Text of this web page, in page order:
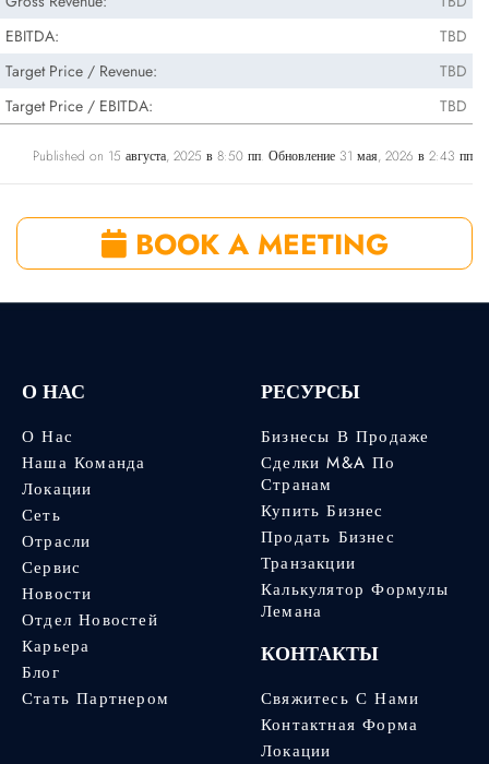
EBITDA:
TBD
Target Price / Revenue:
TBD
Target Price / EBITDA:
TBD
Published on 15 августа, 2025 в 8:50 пп. Обновление 31 мая, 2026 в 2:43 пп
BOOK A MEETING
О НАС
О Нас
Наша Команда
Локации
Сеть
Отрасли
Сервис
Новости
Отдел Новостей
Карьера
Блог
Стать Партнером
РЕСУРСЫ
Бизнесы В Продаже
Сделки M&A По
Странам
Купить Бизнес
Продать Бизнес
Транзакции
Калькулятор Формулы
Лемана
КОНТАКТЫ
Свяжитесь С Нами
Контактная Форма
Локации